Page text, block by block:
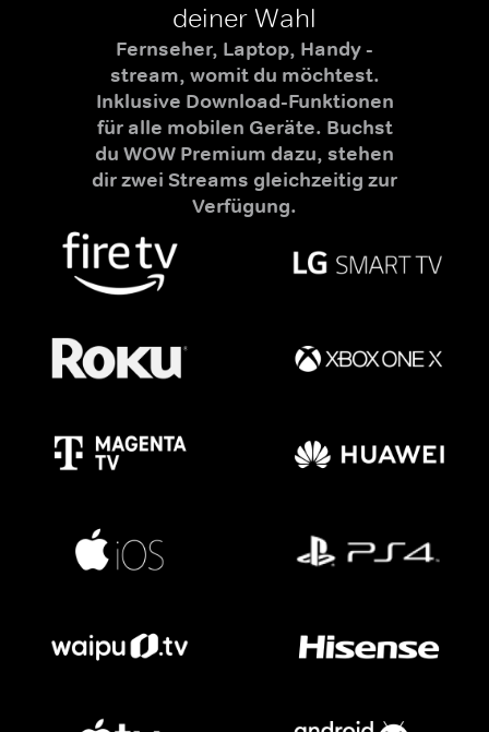
deiner Wahl
Fernseher, Laptop, Handy -
stream, womit du möchtest.
Inklusive Download-Funktionen
für alle mobilen Geräte. Buchst
du WOW Premium dazu, stehen
dir zwei Streams gleichzeitig zur
Verfügung.